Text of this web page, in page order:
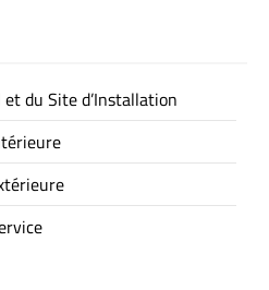
du Site d’Installation